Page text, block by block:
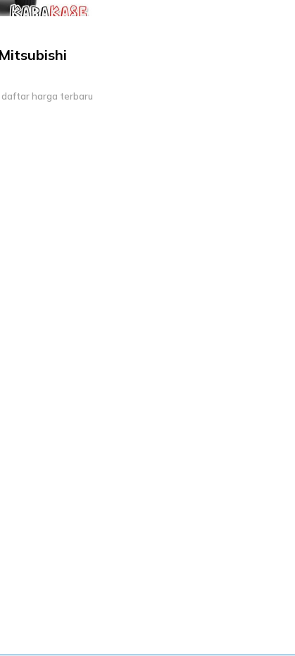
daftar harga terbaru